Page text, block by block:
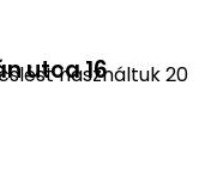
használtuk 20
utca 16